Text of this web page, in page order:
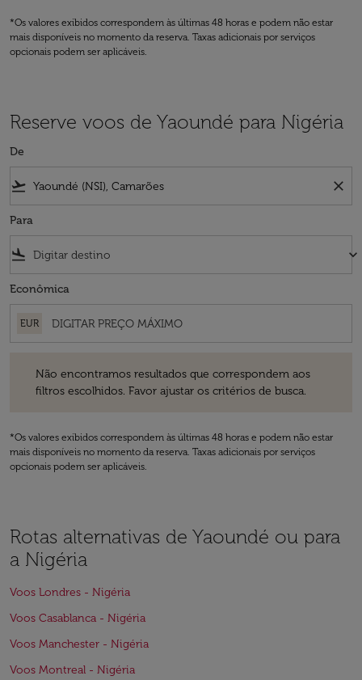
*Os valores exibidos correspondem às últimas 48 horas e podem não estar
mais disponíveis no momento da reserva. Taxas adicionais por serviços
opcionais podem ser aplicáveis.
Reserve voos de Yaoundé para Nigéria
De
flight_takeoff close
Para
flight_land keyboard_arrow_down
Econômica
EUR
Não encontramos resultados que correspondem aos
filtros escolhidos. Favor ajustar os critérios de busca.
*Os valores exibidos correspondem às últimas 48 horas e podem não estar
mais disponíveis no momento da reserva. Taxas adicionais por serviços
opcionais podem ser aplicáveis.
Rotas alternativas de Yaoundé ou para
a Nigéria
Voos Londres - Nigéria
Voos Casablanca - Nigéria
Voos Manchester - Nigéria
Voos Montreal - Nigéria